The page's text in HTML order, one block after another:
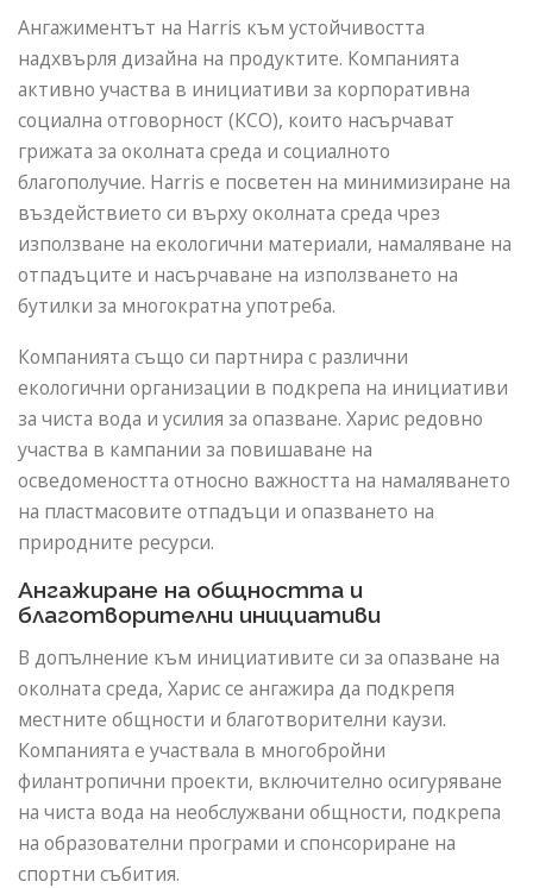
Ангажиментът на Harris към устойчивостта
надхвърля дизайна на продуктите. Компанията
активно участва в инициативи за корпоративна
социална отговорност (КСО), които насърчават
грижата за околната среда и социалното
благополучие. Harris е посветен на минимизиране на
въздействието си върху околната среда чрез
използване на екологични материали, намаляване на
отпадъците и насърчаване на използването на
бутилки за многократна употреба.
Компанията също си партнира с различни
екологични организации в подкрепа на инициативи
за чиста вода и усилия за опазване. Харис редовно
участва в кампании за повишаване на
осведомеността относно важността на намаляването
на пластмасовите отпадъци и опазването на
природните ресурси.
Ангажиране на общността и
благотворителни инициативи
В допълнение към инициативите си за опазване на
околната среда, Харис се ангажира да подкрепя
местните общности и благотворителни каузи.
Компанията е участвала в многобройни
филантропични проекти, включително осигуряване
на чиста вода на необслужвани общности, подкрепа
на образователни програми и спонсориране на
спортни събития.